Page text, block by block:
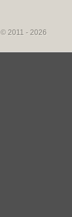
© 2011 - 2026